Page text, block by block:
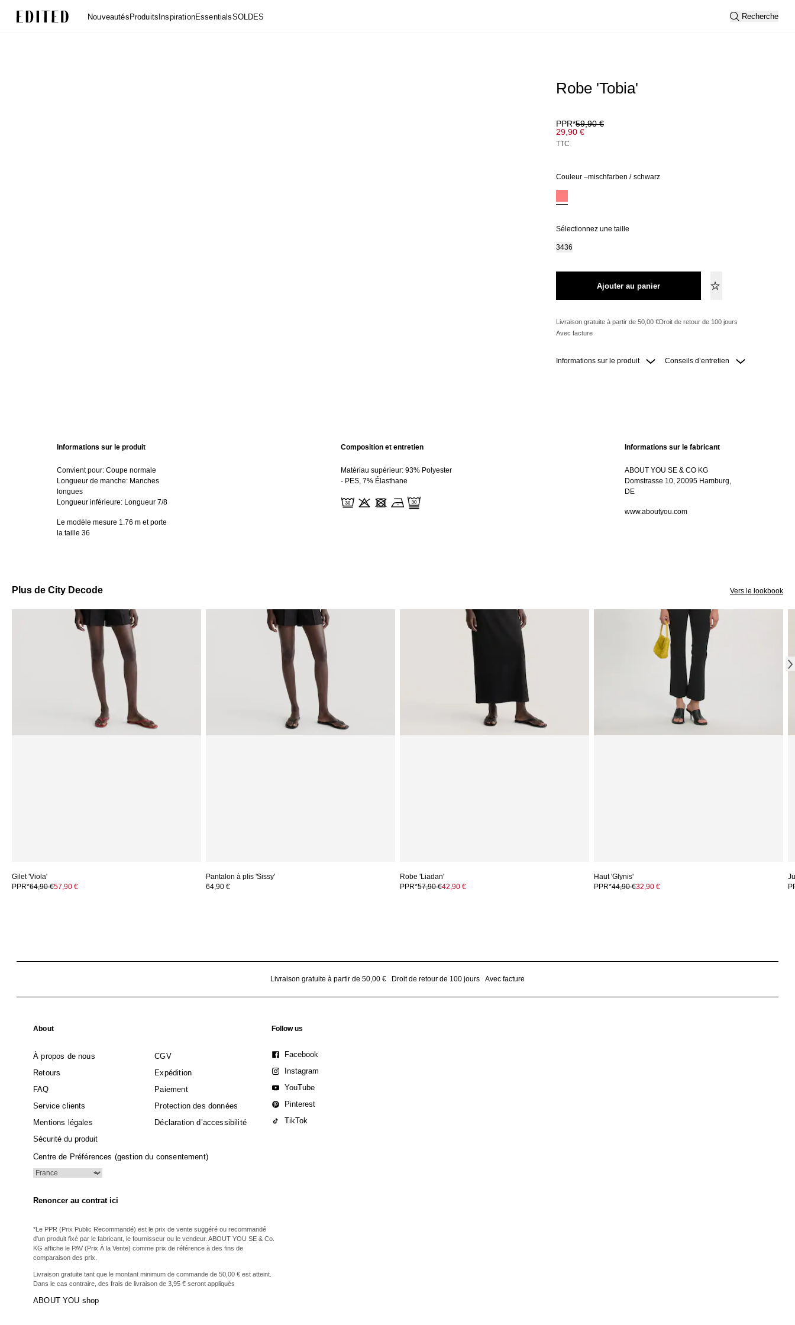
NouveautésProduitsInspirationEssentialsSOLDES Recherche
Robe 'Tobia'
PPR*59,90 €
29,90 €
TTC
Couleur –mischfarben / schwarz
Sélectionnez une taille
3436
Ajouter au panier
Livraison gratuite à partir de 50,00 €Droit de retour de 100 jours
Avec facture
Informations sur le produit Conseils d’entretien
Informations sur le produit
Convient pour: Coupe normale
Longueur de manche: Manches
longues
Longueur inférieure: Longueur 7/8
Le modèle mesure 1.76 m et porte
la taille 36
Composition et entretien
Matériau supérieur: 93% Polyester
- PES, 7% Élasthane
Informations sur le fabricant
ABOUT YOU SE & CO KG
Domstrasse 10, 20095 Hamburg,
DE
www.aboutyou.com
Plus de City Decode Vers le lookbook
Gilet 'Viola'
PPR*64,90 €57,90 €
Pantalon à plis 'Sissy'
64,90 €
Robe 'Liadan'
PPR*57,90 €42,90 €
Haut 'Glynis'
PPR*44,90 €32,90 €
Livraison gratuite à partir de 50,00 € Droit de retour de 100 jours Avec facture
About
À propos de nous
CGV
Retours
Expédition
FAQ
Paiement
Service clients
Protection des données
Mentions légales
Déclaration d’accessibilité
Sécurité du produit
Centre de Préférences (gestion du consentement)
Renoncer au contrat ici
*Le PPR (Prix Public Recommandé) est le prix de vente suggéré ou recommandé
d'un produit fixé par le fabricant, le fournisseur ou le vendeur. ABOUT YOU SE & Co.
KG affiche le PAV (Prix À la Vente) comme prix de référence à des fins de
comparaison des prix.
Livraison gratuite tant que le montant minimum de commande de 50,00 € est atteint.
Dans le cas contraire, des frais de livraison de 3,95 € seront appliqués
ABOUT YOU shop
Follow us
Facebook
Instagram
YouTube
Pinterest
TikTok